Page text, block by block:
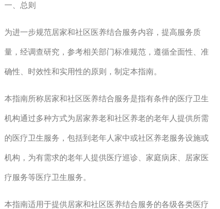
一、总则
为进一步规范居家和社区医养结合服务内容，提高服务质
量，经调查研究，参考相关部门标准规范，遵循全面性、准
确性、时效性和实用性的原则，制定本指南。
本指南所称居家和社区医养结合服务是指有条件的医疗卫生
机构通过多种方式为居家养老和社区养老的老年人提供所需
的医疗卫生服务，包括到老年人家中或社区养老服务设施或
机构，为有需求的老年人提供医疗巡诊、家庭病床、居家医
疗服务等医疗卫生服务。
本指南适用于提供居家和社区医养结合服务的各级各类医疗